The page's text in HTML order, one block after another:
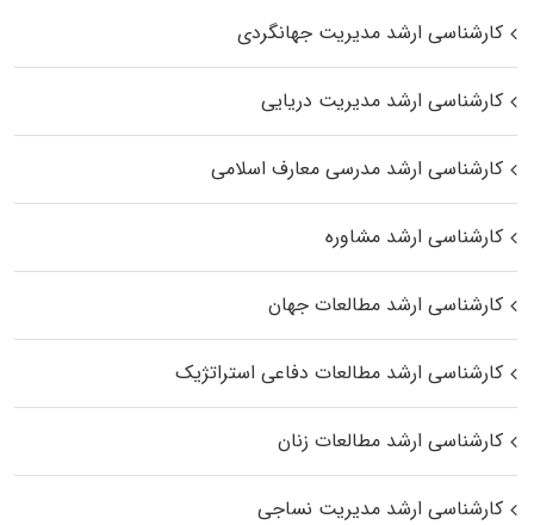
کارشناسی ارشد مدیریت جهانگردی
کارشناسی ارشد مدیریت دریایی
کارشناسی ارشد مدرسی معارف اسلامی
کارشناسی ارشد مشاوره
کارشناسی ارشد مطالعات جهان
کارشناسی ارشد مطالعات دفاعی استراتژیک
کارشناسی ارشد مطالعات زنان
کارشناسی ارشد مدیریت نساجی